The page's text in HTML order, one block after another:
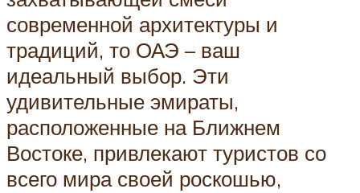
современной архитектуры и
традиций, то ОАЭ – ваш
идеальный выбор. Эти
удивительные эмираты,
расположенные на Ближнем
Востоке, привлекают туристов со
всего мира своей роскошью,